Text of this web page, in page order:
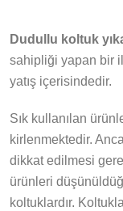
Dudullu koltuk
sahipliği yapan bir
yatış içerisindedir.
Sık kullanılan
kirlenmektedir.
dikkat edilmesi
ürünleri
koltuklardır.